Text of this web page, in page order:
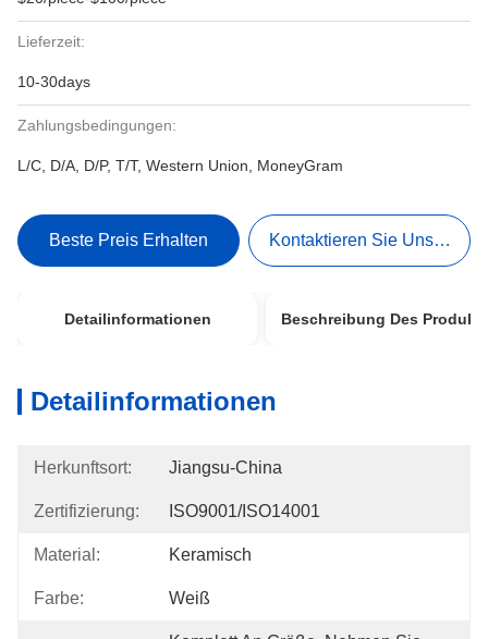
Lieferzeit:
10-30days
Zahlungsbedingungen:
L/C, D/A, D/P, T/T, Western Union, MoneyGram
Beste Preis Erhalten Kontaktieren Sie Uns Jetzt
Detailinformationen Beschreibung Des
Detailinformationen
Herkunftsort: Jiangsu-China
Zertifizierung: ISO9001/ISO14001
Material: Keramisch
Farbe: Weiß